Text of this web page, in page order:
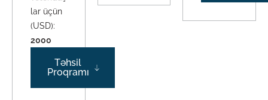
lar üçün
(USD):
2000
Təhsil
Proqramı